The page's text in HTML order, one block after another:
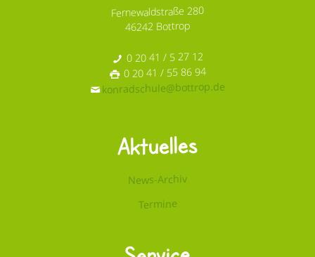
Fernewaldstraße 280
46242 Bottrop
0 20 41 / 5 27 12
0 20 41 / 55 86 94
konradschule@bottrop.de
Aktuelles
News-Archiv
Termine